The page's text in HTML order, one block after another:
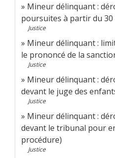
Mineur délinquant :
poursuites à partir du 30
Justice
Mineur délinquant :
le prononcé de la
Justice
Mineur délinquant :
devant le juge des
Justice
Mineur délinquant :
devant le tribunal pour
procédure)
Justice